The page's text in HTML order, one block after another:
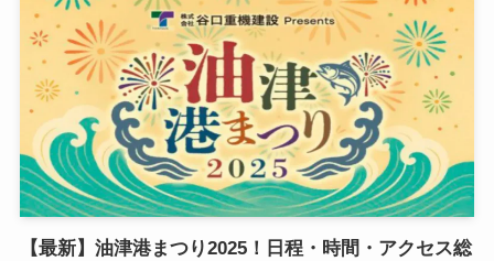
【最新】油津港まつり2025！日程・時間・アクセス総